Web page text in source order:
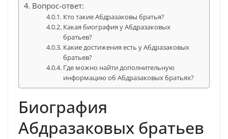
Вопрос-ответ:
Кто такие Абдразаковы братья?
Какая биография у Абдразаковых
братьев?
Какие достижения есть у Абдразаковых
братьев?
Где можно найти дополнительную
информацию об Абдразаковых братьях?
Биография
Абдразаковых братьев